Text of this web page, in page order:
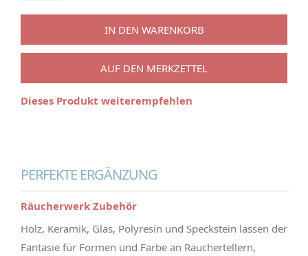
IN DEN WARENKORB
AUF DEN MERKZETTEL
Dieses Produkt weiterempfehlen
PERFEKTE ERGÄNZUNG
Räucherwerk Zubehör
Holz, Keramik, Glas, Polyresin und Speckstein lassen der
Fantasie für Formen und Farbe an Räuchertellern,